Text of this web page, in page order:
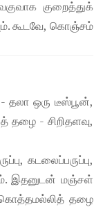
குறைத்துக்
கூடவே, கொஞ்சம்
தலா ஒரு டீஸ்பூன்,
தழை - சிறிதளவு,
கடலைப்பருப்பு,
இதனுடன் மஞ்சள்
கொத்தமல்லித் தழை